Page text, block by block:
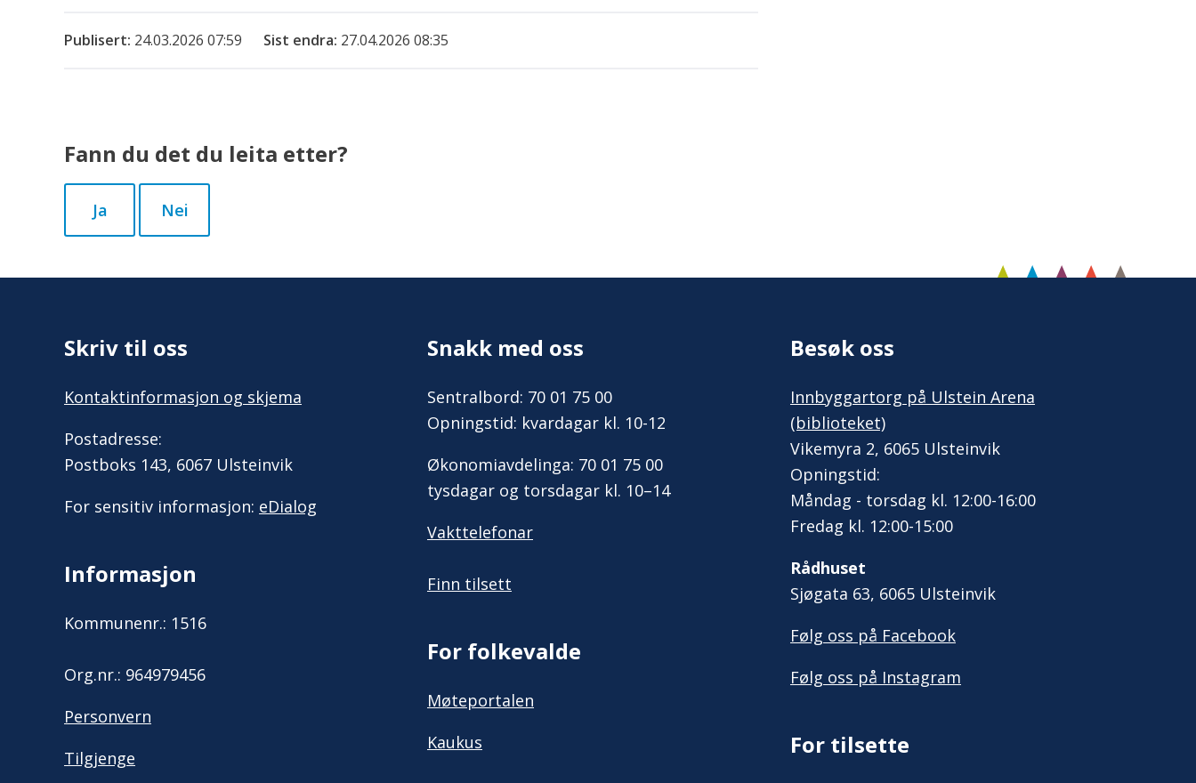
Publisert 24.03.2026 07:59 Sist endra 27.04.2026 08:35
Fann du det du leita etter?
Ja Nei
Skriv til oss
Kontaktinformasjon og skjema
Postadresse:
Postboks 143, 6067 Ulsteinvik
For sensitiv informasjon: eDialog
Informasjon
Kommunenr.: 1516
Org.nr.: 964979456
Personvern
Tilgjenge
Snakk med oss
Sentralbord: 70 01 75 00
Opningstid: kvardagar kl. 10-12
Økonomiavdelinga: 70 01 75 00
tysdagar og torsdagar kl. 10–14
Vakttelefonar
Finn tilsett
For folkevalde
Møteportalen
Kaukus
Besøk oss
Innbyggartorg på Ulstein Arena
(biblioteket)
Vikemyra 2, 6065 Ulsteinvik
Opningstid:
Måndag - torsdag kl. 12:00-16:00
Fredag kl. 12:00-15:00
Rådhuset
Sjøgata 63, 6065 Ulsteinvik
Følg oss på Facebook
Følg oss på Instagram
For tilsette